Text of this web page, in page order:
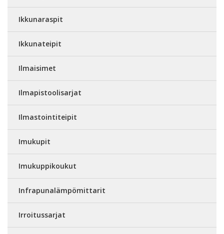
Ikkunaraspit
Ikkunateipit
Ilmaisimet
Ilmapistoolisarjat
Ilmastointiteipit
Imukupit
Imukuppikoukut
Infrapunalämpömittarit
Irroitussarjat